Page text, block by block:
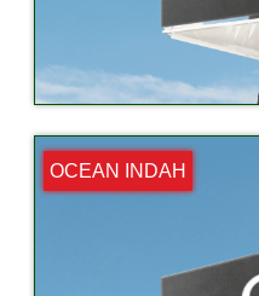
OCEAN INDAH